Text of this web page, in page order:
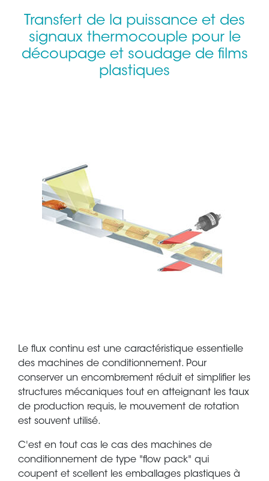
Transfert de la puissance et des
signaux thermocouple pour le
découpage et soudage de films
plastiques
Le flux continu est une caractéristique essentielle
des machines de conditionnement. Pour
conserver un encombrement réduit et simplifier les
structures mécaniques tout en atteignant les taux
de production requis, le mouvement de rotation
est souvent utilisé.
C'est en tout cas le cas des machines de
conditionnement de type "flow pack" qui
coupent et scellent les emballages plastiques à